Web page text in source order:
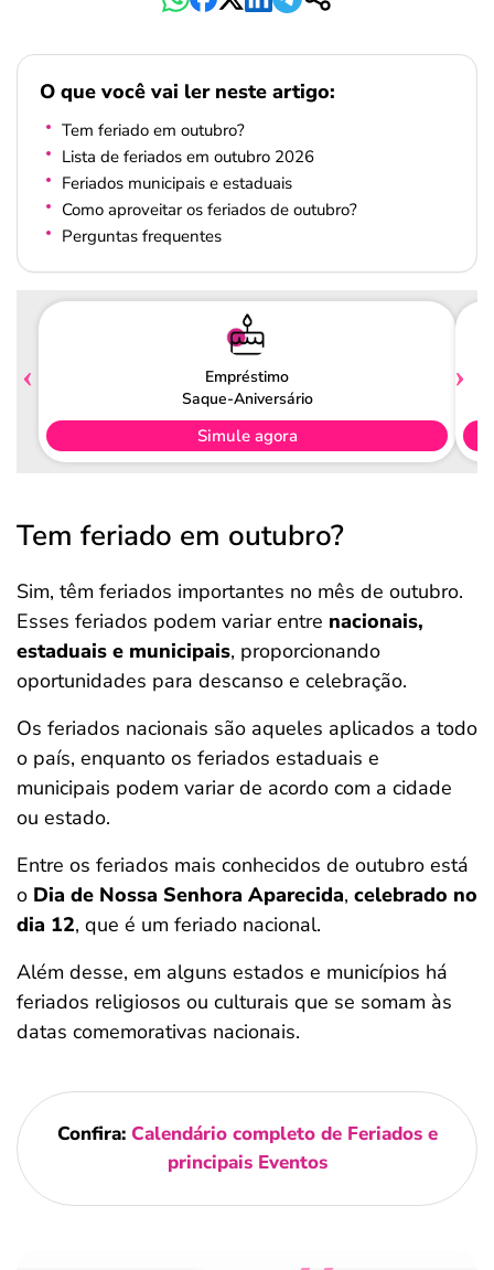
O que você vai ler neste artigo:
Tem feriado em outubro?
Lista de feriados em outubro 2026
Feriados municipais e estaduais
Como aproveitar os feriados de outubro?
Perguntas frequentes
Empréstimo
Saque-Aniversário
Simule agora
Tem feriado em outubro?
Sim, têm feriados importantes no mês de outubro.
Esses feriados podem variar entre nacionais,
estaduais e municipais, proporcionando
oportunidades para descanso e celebração.
Os feriados nacionais são aqueles aplicados a todo
o país, enquanto os feriados estaduais e
municipais podem variar de acordo com a cidade
ou estado.
Entre os feriados mais conhecidos de outubro está
o Dia de Nossa Senhora Aparecida, celebrado no
dia 12, que é um feriado nacional.
Além desse, em alguns estados e municípios há
feriados religiosos ou culturais que se somam às
datas comemorativas nacionais.
Confira: Calendário completo de Feriados e
principais Eventos